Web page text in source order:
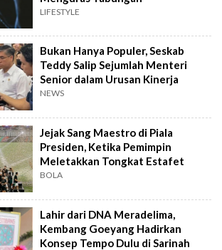
LIFESTYLE
Bukan Hanya Populer, Seskab
Teddy Salip Sejumlah Menteri
Senior dalam Urusan Kinerja
NEWS
Jejak Sang Maestro di Piala
Presiden, Ketika Pemimpin
Meletakkan Tongkat Estafet
BOLA
Lahir dari DNA Meradelima,
Kembang Goeyang Hadirkan
Konsep Tempo Dulu di Sarinah